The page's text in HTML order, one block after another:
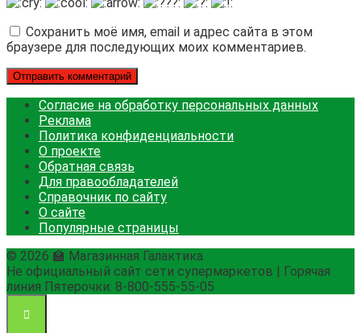
Сохранить моё имя, email и адрес сайта в этом
браузере для последующих моих комментариев.
Согласие на обработку персональных данных
Реклама
Политика конфиденциальности
О проекте
Обратная связь
Для правообладателей
Справочник по сайту
О сайте
Популярные страницы
© 2026 🏫 Магазинная Галактика
Не официальный сайт сети супермаркетов | Горячая
линия Пятерочки: 8-800-555-55-05